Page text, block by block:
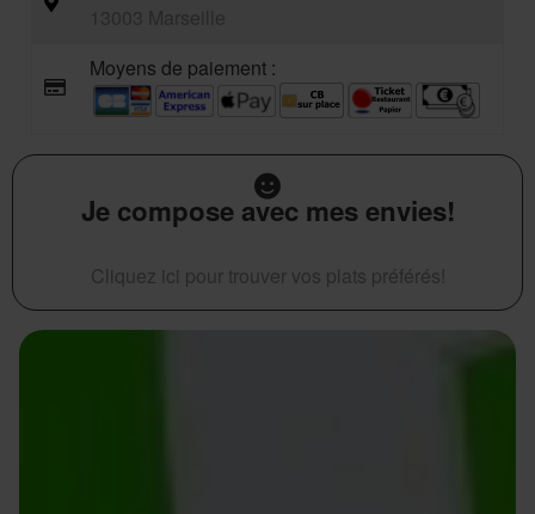
Moyens de paiement :
Je compose avec mes envies!
Cliquez ici pour trouver vos plats préférés!